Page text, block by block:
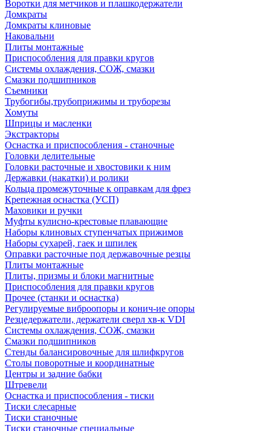
Воротки для метчиков и плашкодержатели
Домкраты
Домкраты клиновые
Наковальни
Плиты монтажные
Приспособления для правки кругов
Системы охлаждения, СОЖ, смазки
Смазки подшипников
Съемники
Трубогибы,трубоприжимы и труборезы
Хомуты
Шприцы и масленки
Экстракторы
Оснастка и приспособления - станочные
Головки делительные
Головки расточные и хвостовики к ним
Державки (накатки) и ролики
Кольца промежуточные к оправкам для фрез
Крепежная оснастка (УСП)
Маховики и ручки
Муфты кулисно-крестовые плавающие
Наборы клиновых ступенчатых прижимов
Наборы сухарей, гаек и шпилек
Оправки расточные под державочные резцы
Плиты монтажные
Плиты, призмы и блоки магнитные
Приспособления для правки кругов
Прочее (станки и оснастка)
Регулируемые виброопоры и конич-ие опоры
Резцедержатели, держатели сверл хв-к VDI
Системы охлаждения, СОЖ, смазки
Смазки подшипников
Стенды балансировочные для шлифкругов
Столы поворотные и координатные
Центры и задние бабки
Штревели
Оснастка и приспособления - тиски
Тиски слесарные
Тиски станочные
Тиски станочные специальные